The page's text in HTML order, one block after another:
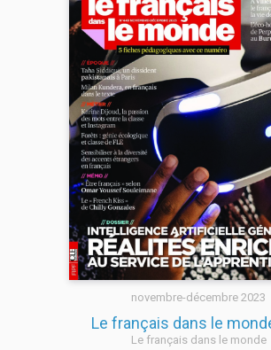
novembre-décembre 2023
Le français dans le
Le français dans le monde